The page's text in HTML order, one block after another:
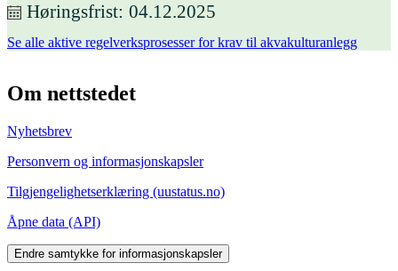
Høringsfrist 04.12.2025
Se alle aktive regelverksprosesser for krav til akvakulturanlegg
Om nettstedet
Nyhetsbrev
Personvern og informasjonskapsler
Tilgjengelighetserklæring (uustatus.no)
Åpne data (API)
Endre samtykke for informasjonskapsler